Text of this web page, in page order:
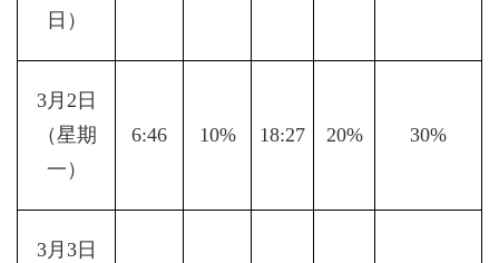
日）
3月2日
（星期
一）
6:46 10% 18:27 20% 30%
3月3日